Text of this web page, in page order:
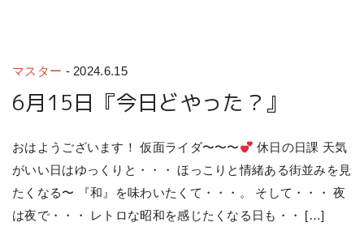
マスター - 2024.6.15
6月15日『今日どやった？』
おはようございます！ 仮面ライダ〜〜〜
休日の日課 天気
がいい日はゆっくりと・・・ ほっこりと情緒ある街並みを見
たくなる〜 『和』を味わいたくて・・・。 そして・・・ 夜
は夜で・・・ レトロな昭和を感じたくなる日も・・ […]